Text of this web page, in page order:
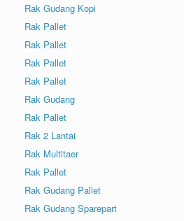
Rak Gudang Kopi
Rak Pallet
Rak Pallet
Rak Pallet
Rak Pallet
Rak Gudang
Rak Pallet
Rak 2 Lantai
Rak Multitaer
Rak Pallet
Rak Gudang Pallet
Rak Gudang Sparepart